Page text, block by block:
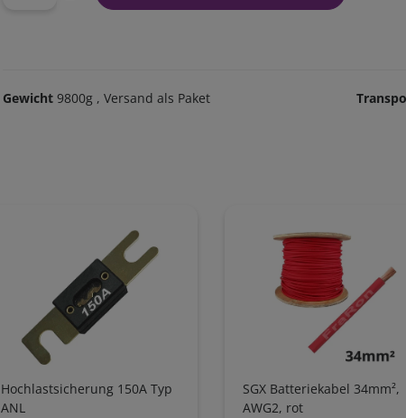
Gewicht 9800g , Versand als Paket
Hochlastsicherung 150A Typ
ANL
SGX Batteriekabel 34mm²,
AWG2, rot